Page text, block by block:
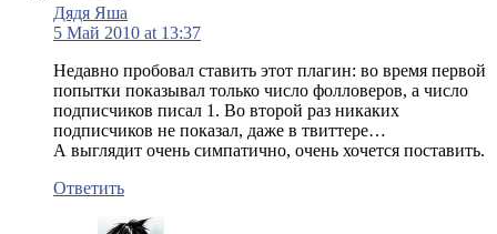
Дядя Яша
5 Май 2010 at 13:37
Недавно пробовал ставить этот плагин: во время первой
попытки показывал только число фолловеров, а число
подписчиков писал 1. Во второй раз никаких
подписчиков не показал, даже в твиттере…
А выглядит очень симпатично, очень хочется поставить.
Ответить